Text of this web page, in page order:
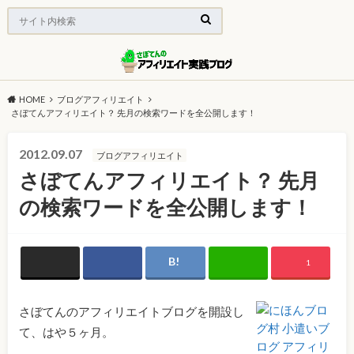
HOME
ブログアフィリエイト
さぼてんアフィリエイト？ 先月の検索ワードを全公開します！
2012.09.07 ブログアフィリエイト
さぼてんアフィリエイト？ 先月
の検索ワードを全公開します！
1
さぼてんのアフィリエイトブログを開設し
て、はや５ヶ月。